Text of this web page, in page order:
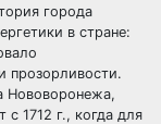
города
в стране:
прозорливости.
Нововоронежа,
1712 г., когда для